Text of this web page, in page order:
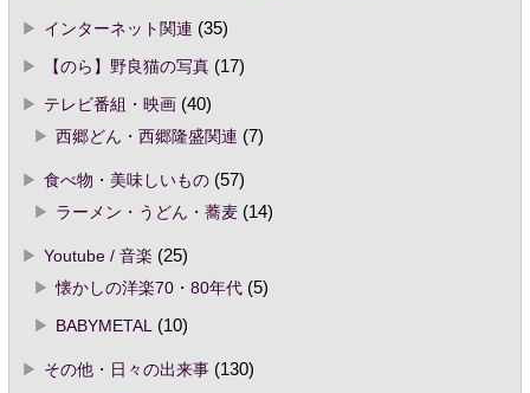
インターネット関連 (35)
【のら】野良猫の写真(17)
テレビ番組・映画(40)
西郷どん・西郷隆盛関連 (7)
食べ物・美味しいもの(57)
ラーメン・うどん・蕎麦(14)
Youtube / 音楽 (25)
懐かしの洋楽70・80年代(5)
BABYMETAL
(10)
その他・日々の出来事(130)